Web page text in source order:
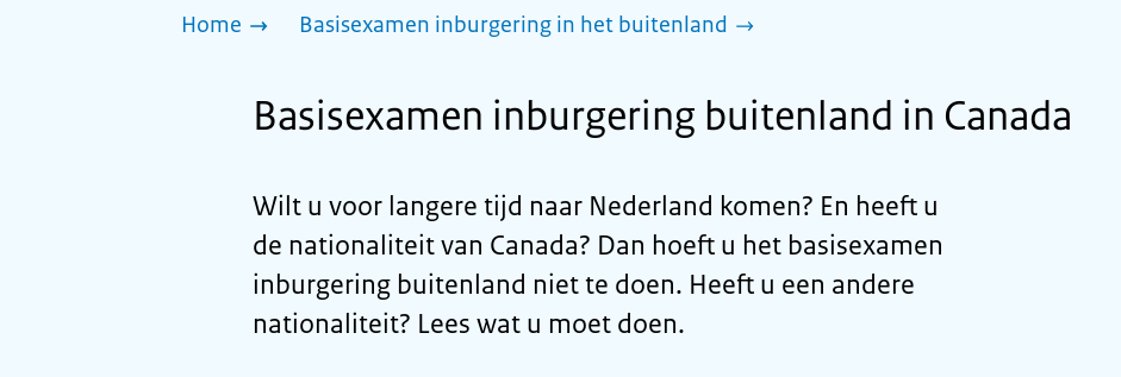
Home Basisexamen inburgering in het buitenland
Basisexamen inburgering buitenland in Canada
Wilt u voor langere tijd naar Nederland komen? En heeft u
de nationaliteit van Canada? Dan hoeft u het basisexamen
inburgering buitenland niet te doen. Heeft u een andere
nationaliteit? Lees wat u moet doen.